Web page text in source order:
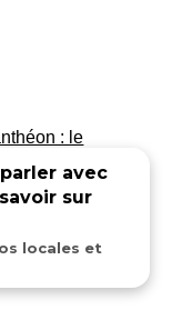
: le
avec
sur
locales et